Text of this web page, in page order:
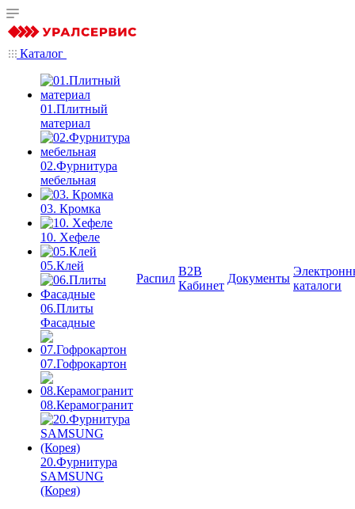
Каталог
01.Плитный
материал
02.Фурнитура
мебельная
03. Кромка
10. Хефеле
05.Клей
06.Плиты
Фасадные
07.Гофрокартон
08.Керамогранит
20.Фурнитура
SAMSUNG
(Корея)
Распил
B2B
Кабинет
Документы
каталоги